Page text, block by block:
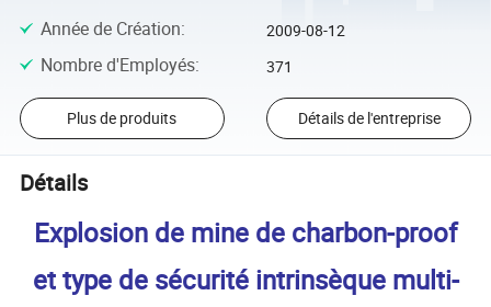
Année de Création: 2009-08-12
Nombre d'Employés: 371
Plus de produits Détails de l'entreprise
Détails
Explosion de mine de charbon-proof
et type de sécurité intrinsèque multi-